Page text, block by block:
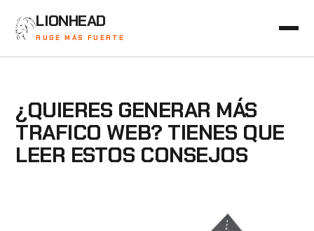
LIONHEAD
RUGE MÁS FUERTE
¿QUIERES GENERAR MÁS
TRAFICO WEB? TIENES QUE
LEER ESTOS CONSEJOS